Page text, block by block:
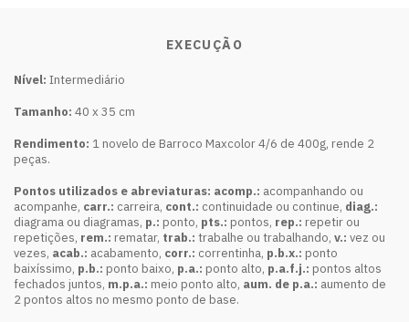
EXECUÇÃO
Nível: Intermediário
Tamanho: 40 x 35 cm
Rendimento: 1 novelo de Barroco Maxcolor 4/6 de 400g, rende 2
peças.
Pontos utilizados e abreviaturas: acomp.: acompanhando ou
acompanhe, carr.: carreira, cont.: continuidade ou continue, diag.:
diagrama ou diagramas, p.: ponto, pts.: pontos, rep.: repetir ou
repetições, rem.: rematar, trab.: trabalhe ou trabalhando, v.: vez ou
vezes, acab.: acabamento, corr.: correntinha, p.b.x.: ponto
baixíssimo, p.b.: ponto baixo, p.a.: ponto alto, p.a.f.j.: pontos altos
fechados juntos, m.p.a.: meio ponto alto, aum. de p.a.: aumento de
2 pontos altos no mesmo ponto de base.